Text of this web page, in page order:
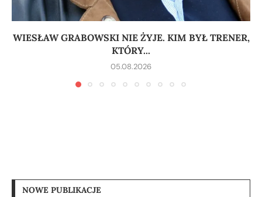
WIESŁAW GRABOWSKI NIE ŻYJE. KIM BYŁ TRENER,
KTÓRY...
05.08.2026
NOWE PUBLIKACJE